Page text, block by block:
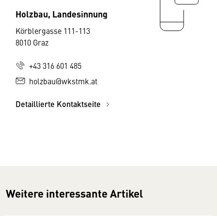
Holzbau, Landesinnung
Körblergasse 111-113
8010 Graz
+43 316 601 485
holzbau@wkstmk.at
Detaillierte Kontaktseite
Weitere interessante Artikel